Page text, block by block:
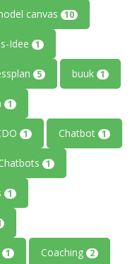
canvas 10
Idee 1
5 buuk 1
1
1 Chatbot 1
1
1
1 Coaching 2